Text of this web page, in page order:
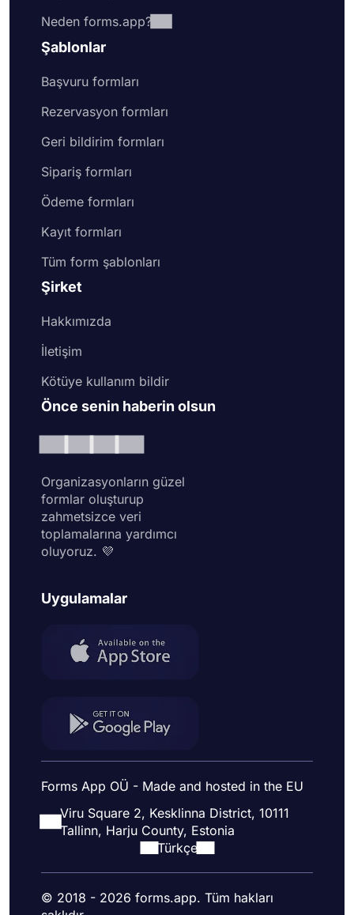
Neden forms.app?
Şablonlar
Başvuru formları
Rezervasyon formları
Geri bildirim formları
Sipariş formları
Ödeme formları
Kayıt formları
Tüm form şablonları
Şirket
Hakkımızda
İletişim
Kötüye kullanım bildir
Önce senin haberin olsun
Organizasyonların güzel
formlar oluşturup
zahmetsizce veri
toplamalarına yardımcı
oluyoruz. 💜
Uygulamalar
Forms App OÜ - Made and hosted in the EU
Viru Square 2, Kesklinna District, 10111
Tallinn, Harju County, Estonia
Türkçe
© 2018 - 2026 forms.app. Tüm hakları